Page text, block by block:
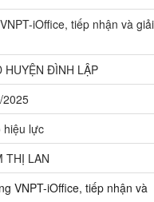
iOffice, tiếp nhận và giải
HUYỆN ĐÌNH LẬP
2025
hiệu lực
THỊ LAN
VNPT-iOffice, tiếp nhận và